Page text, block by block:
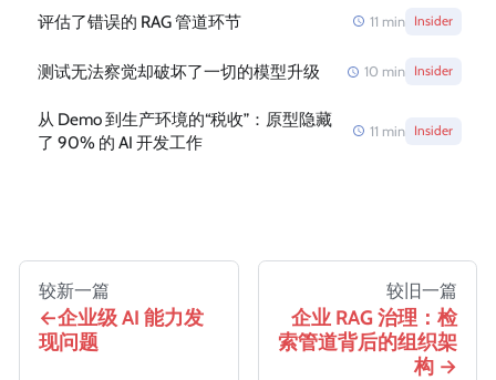
评估了错误的 RAG 管道环节 11 min Insider
测试无法察觉却破坏了一切的模型升级 10 min Insider
从 Demo 到生产环境的“税收”：原型隐藏
了 90% 的 AI 开发工作
11 min Insider
较新一篇
企业级 AI 能力发
现问题
较旧一篇
企业 RAG 治理：检
索管道背后的组织架
构